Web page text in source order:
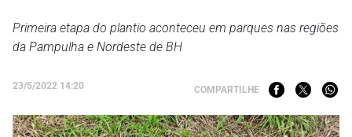
Primeira etapa do plantio aconteceu em parques nas regiões
da Pampulha e Nordeste de BH
23/5/2022 14:20 COMPARTILHE